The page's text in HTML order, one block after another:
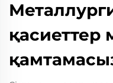
қасиеттер